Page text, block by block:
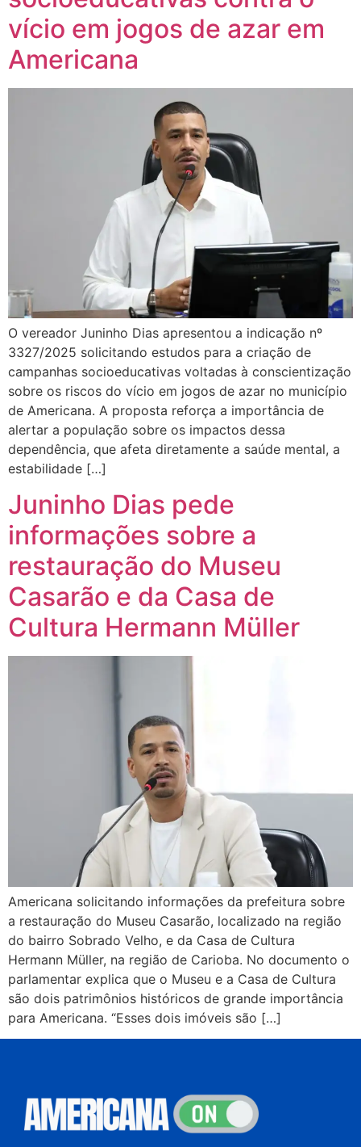
vício em jogos de azar em
Americana
O vereador Juninho Dias apresentou a indicação nº
3327/2025 solicitando estudos para a criação de
campanhas socioeducativas voltadas à conscientização
sobre os riscos do vício em jogos de azar no município
de Americana. A proposta reforça a importância de
alertar a população sobre os impactos dessa
dependência, que afeta diretamente a saúde mental, a
estabilidade […]
Juninho Dias pede
informações sobre a
restauração do Museu
Casarão e da Casa de
Cultura Hermann Müller
Americana solicitando informações da prefeitura sobre
a restauração do Museu Casarão, localizado na região
do bairro Sobrado Velho, e da Casa de Cultura
Hermann Müller, na região de Carioba. No documento o
parlamentar explica que o Museu e a Casa de Cultura
são dois patrimônios históricos de grande importância
para Americana. “Esses dois imóveis são […]